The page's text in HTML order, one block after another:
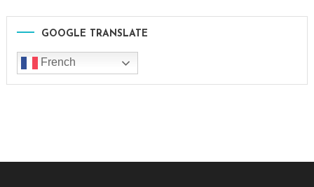
GOOGLE TRANSLATE
French